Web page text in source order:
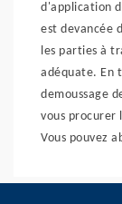
d'application
est devancée
les parties à
adéquate. En
demoussage
vous procurer
Vous pouvez